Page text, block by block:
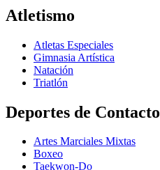
Atletismo
Atletas Especiales
Gimnasia Artística
Natación​
Triatlón​
Deportes de Contacto
Artes Marciales Mixtas
Boxeo
Taekwon-Do